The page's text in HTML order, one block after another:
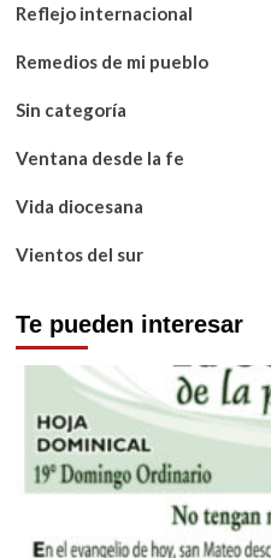
Reflejo internacional
Remedios de mi pueblo
Sin categoría
Ventana desde la fe
Vida diocesana
Vientos del sur
Te pueden interesar